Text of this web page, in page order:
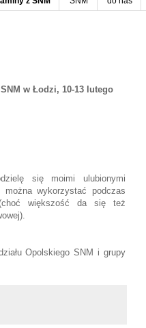
w Łodzi, 10-13 lutego
się moimi ulubionymi
wykorzystać podczas
większość da się też
Opolskiego SNM i grupy